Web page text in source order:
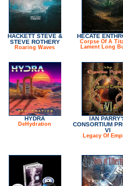
HACKETT STEVE &
STEVE ROTHERY
Roaring Waves
HECATE
Corpse Of A
Lament Long
HYDRA
DeHydration
IAN
CONSORTIUM
VI
Legacy Of